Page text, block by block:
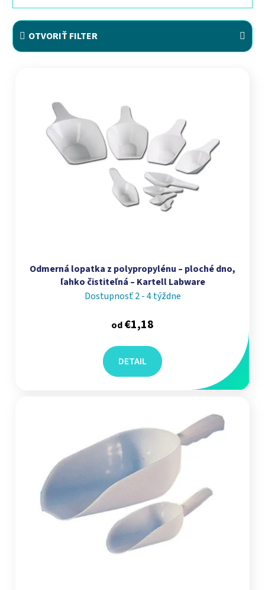
OTVORIŤ FILTER
Odmerná lopatka z polypropylénu – ploché dno,
ľahko čistiteľná – Kartell Labware
Dostupnosť 2 - 4 týždne
od€1,18
DETAIL